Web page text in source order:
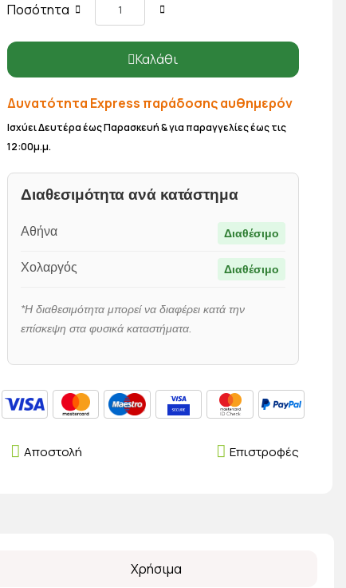
Ποσότητα
Καλάθι
Δυνατότητα Express παράδοσης αυθημερόν
Ισχύει Δευτέρα έως Παρασκευή & για παραγγελίες έως τις
12:00μ.μ.
Διαθεσιμότητα ανά κατάστημα
Αθήνα Διαθέσιμο
Χολαργός Διαθέσιμο
*Η διαθεσιμότητα μπορεί να διαφέρει κατά την
επίσκεψη στα φυσικά καταστήματα.
Επιστροφές
Αποστολή
Χρήσιμα